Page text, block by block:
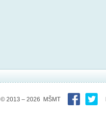
© 2013 – 2026 MŠMT